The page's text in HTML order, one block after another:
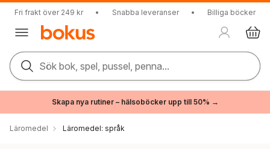
Fri frakt över 249 kr • Snabba leveranser • Billiga böcker
Sök bok, spel, pussel, penna...
Skapa nya rutiner – hälsoböcker upp till 50% →
Läromedel Läromedel: språk